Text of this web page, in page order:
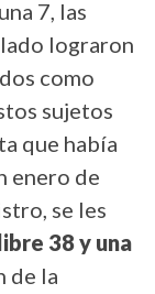
7, las
lograron
como
sujetos
que había
enero de
se les
38 y una
de la